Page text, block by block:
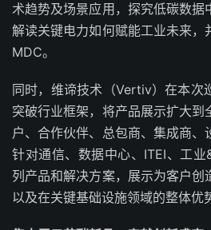
术趋势及场景应用，探究低碳数据
解读关键电力如何赋能工业未来，
MDC。
同时，维谛技术（Vertiv）在本次
突破行业框架，将产品展示扩大到
户、合作伙伴、总包商、集成商、
针对通信、数据中心、ITEI、工
列产品和解决方案，展示为客户创
以及在关键基础设施领域的整体优